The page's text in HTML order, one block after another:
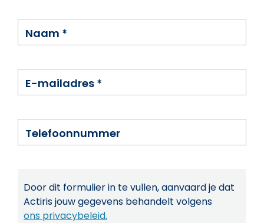
Naam *
E-mailadres *
Telefoonnummer
Door dit formulier in te vullen, aanvaard je dat
Actiris jouw gegevens behandelt volgens
ons privacybeleid.